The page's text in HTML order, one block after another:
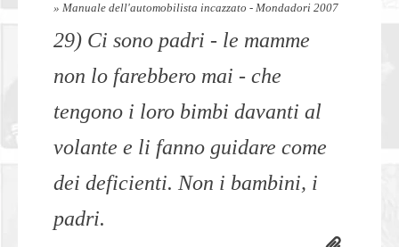
» Manuale dell'automobilista incazzato - Mondadori 2007
29) Ci sono padri - le mamme
non lo farebbero mai - che
tengono i loro bimbi davanti al
volante e li fanno guidare come
dei deficienti. Non i bambini, i
padri.